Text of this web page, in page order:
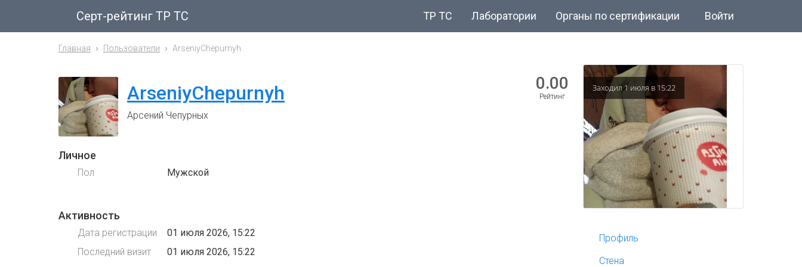
Серт-рейтинг ТР ТС ТР ТС Лаборатории Органы по сертификации Войти
Главная Пользователи ArseniyChepurnyh
ArseniyChepurnyh
Арсений Чепурных
0.00
Рейтинг
Личное
Пол Мужской
Активность
Дата регистрации
01 июля 2026, 15:22
Последний визит
01 июля 2026, 15:22
Заходил 1 июля в 15:22
Профиль
Стена